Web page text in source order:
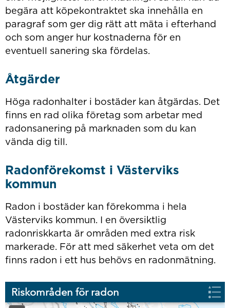
begära att köpekontraktet ska innehålla en
paragraf som ger dig rätt att mäta i efterhand
och som anger hur kostnaderna för en
eventuell sanering ska fördelas.
Åtgärder
Höga radonhalter i bostäder kan åtgärdas. Det
finns en rad olika företag som arbetar med
radonsanering på marknaden som du kan
vända dig till.
Radonförekomst i Västerviks
kommun
Radon i bostäder kan förekomma i hela
Västerviks kommun. I en översiktlig
radonriskkarta är områden med extra risk
markerade. För att med säkerhet veta om det
finns radon i ett hus behövs en radonmätning.